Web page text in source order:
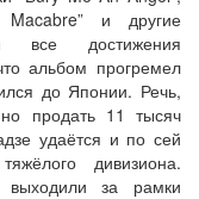
Macabre” и другие
все достижения
альбом прогремел
до Японии. Речь,
продать 11 тысяч
удаётся и по сей
дивизиона.
за рамки